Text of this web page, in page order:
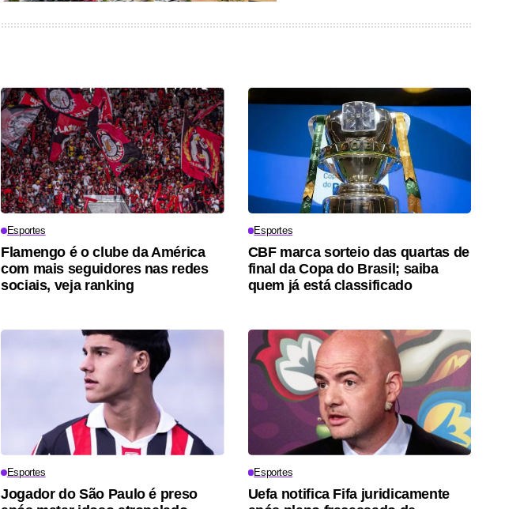
Esportes
Flamengo é o clube da América
com mais seguidores nas redes
sociais, veja ranking
Esportes
CBF marca sorteio das quartas de
final da Copa do Brasil; saiba
quem já está classificado
Esportes
Jogador do São Paulo é preso
Esportes
Uefa notifica Fifa juridicamente